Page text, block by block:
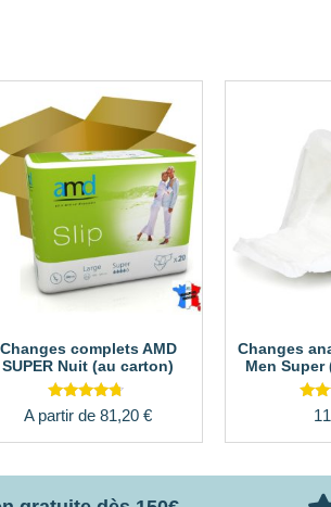
Changes complets AMD
SUPER Nuit (au carton)
Note
4.50
sur 5
A partir de 81,20 €
Changes
Men Super